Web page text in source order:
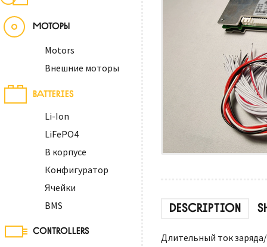
МОТОРЫ
Motors
Внешние моторы
BATTERIES
Li-Ion
LiFePO4
В корпусе
Конфигуратор
Ячейки
BMS
CONTROLLERS
DESCRIPTION
Длительный ток заряда/